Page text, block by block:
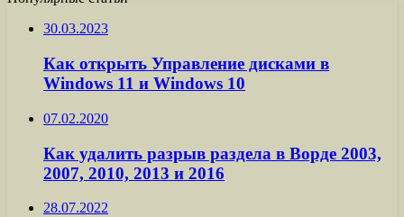
30.03.2023
Как открыть Управление дисками в
Windows 11 и Windows 10
07.02.2020
Как удалить разрыв раздела в Ворде 2003,
2007, 2010, 2013 и 2016
28.07.2022